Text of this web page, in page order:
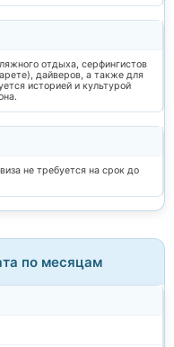
отдыха, серфингистов
дайверов, а также для
историей и культурой
не требуется на срок до
по месяцам